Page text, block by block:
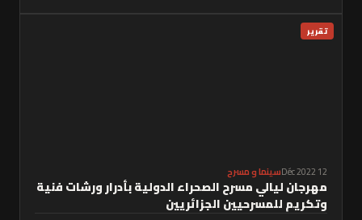
تقرير
12 Déc 2022 سينما و مسرح
مهرجان ليالي مسرح الصحراء الدولية بأدرار ورشات فنية
وتكريم للمسرحيين الجزائريين